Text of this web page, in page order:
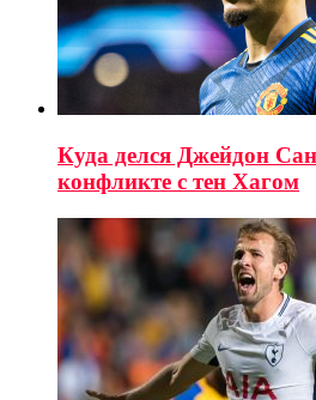
Куда делся Джейдон
конфликте с тен Хагом